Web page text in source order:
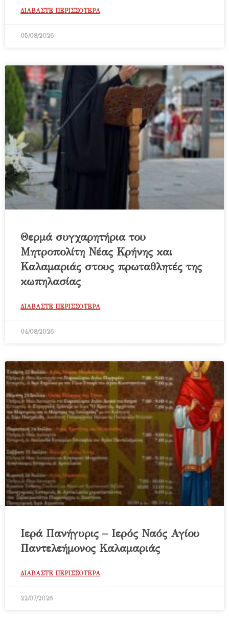
ΔΙΑΒΑΣΤΕ ΠΕΡΙΣΣΟΤΕΡΑ
05/08/2026
Θερμά συγχαρητήρια του
Μητροπολίτη Νέας Κρήνης και
Καλαμαριάς στους πρωταθλητές της
κωπηλασίας
ΔΙΑΒΑΣΤΕ ΠΕΡΙΣΣΟΤΕΡΑ
04/08/2026
Ιερά Πανήγυρις – Ιερός Ναός Αγίου
Παντελεήμονος Καλαμαριάς
ΔΙΑΒΑΣΤΕ ΠΕΡΙΣΣΟΤΕΡΑ
22/07/2026